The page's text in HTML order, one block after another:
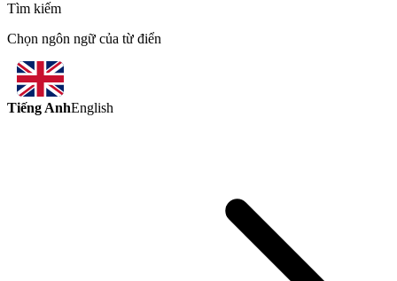
Tìm kiếm
Chọn ngôn ngữ của từ điển
Tiếng AnhEnglish